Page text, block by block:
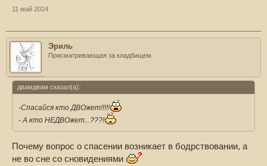
11 май 2024
Эриль
Присматривающая за кладбищем
двамдвам сказал(а): ↑
-Спасайся кто ДВОжет!!!!!
- А кто НЕДВОжет...???!
Почему вопрос о спасении возникает в бодрствовании, а
не во сне со сновидениями